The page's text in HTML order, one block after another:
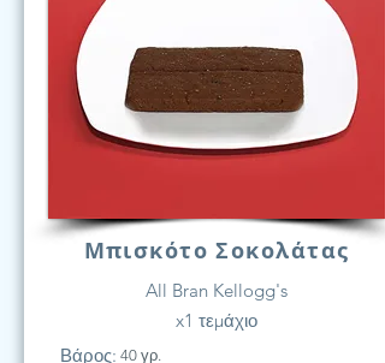
Μπισκότο Σοκολάτας
All Bran Kellogg's
x1 τεμάχιο
Βάρος: 40 γρ.